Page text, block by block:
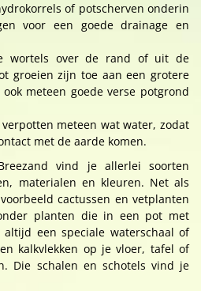
of potscherven onderin
voor een goede drainage en
wortels over de rand of uit de
groeien zijn toe aan een grotere
meteen goede verse potgrond
meteen wat water, zodat
met de aarde komen.
vind je allerlei soorten
materialen en kleuren. Net als
cactussen en vetplanten
planten die in een pot met
een speciale waterschaal of
kalkvlekken op je vloer, tafel of
Die schalen en schotels vind je